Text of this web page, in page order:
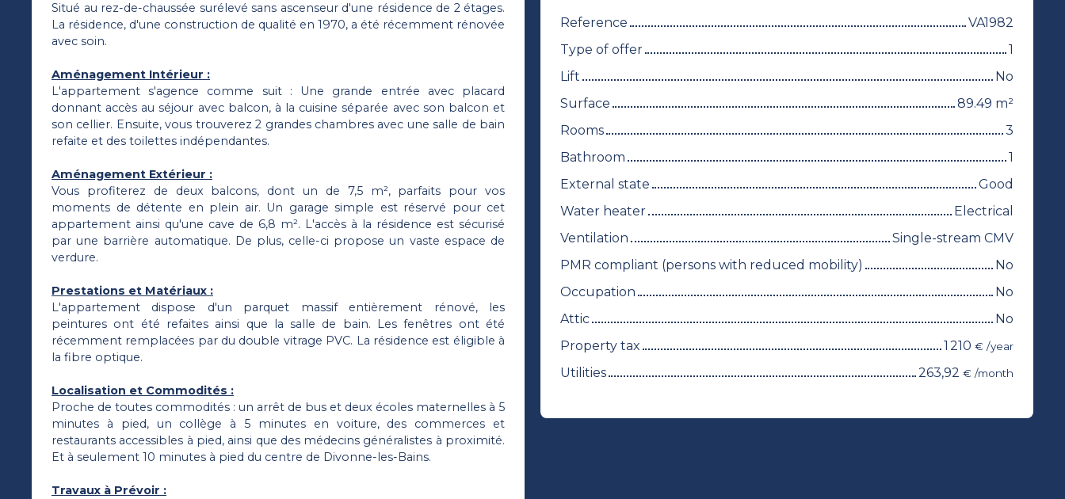
Situé au rez-de-chaussée surélevé sans ascenseur d'une résidence de 2 étages.
La résidence, d'une construction de qualité en 1970, a été récemment rénovée
avec soin.
Aménagement Intérieur :
L'appartement s'agence comme suit : Une grande entrée avec placard
donnant accès au séjour avec balcon, à la cuisine séparée avec son balcon et
son cellier. Ensuite, vous trouverez 2 grandes chambres avec une salle de bain
refaite et des toilettes indépendantes.
Aménagement Extérieur :
Vous profiterez de deux balcons, dont un de 7,5 m², parfaits pour vos
moments de détente en plein air. Un garage simple est réservé pour cet
appartement ainsi qu'une cave de 6,8 m². L'accès à la résidence est sécurisé
par une barrière automatique. De plus, celle-ci propose un vaste espace de
verdure.
Prestations et Matériaux :
L'appartement dispose d'un parquet massif entièrement rénové, les
peintures ont été refaites ainsi que la salle de bain. Les fenêtres ont été
récemment remplacées par du double vitrage PVC. La résidence est éligible à
la fibre optique.
Localisation et Commodités :
Proche de toutes commodités : un arrêt de bus et deux écoles maternelles à 5
minutes à pied, un collège à 5 minutes en voiture, des commerces et
restaurants accessibles à pied, ainsi que des médecins généralistes à proximité.
Et à seulement 10 minutes à pied du centre de Divonne-les-Bains.
Travaux à Prévoir :
Reference
VA1982
Type of offer
1
Lift
No
Surface
89.49 m²
Rooms
3
Bathroom
1
External state
Good
Water heater
Electrical
Ventilation
Single-stream CMV
PMR compliant (persons with reduced mobility)
No
Occupation
No
Attic
No
Property tax
1 210 € /year
Utilities 263,92 € /month